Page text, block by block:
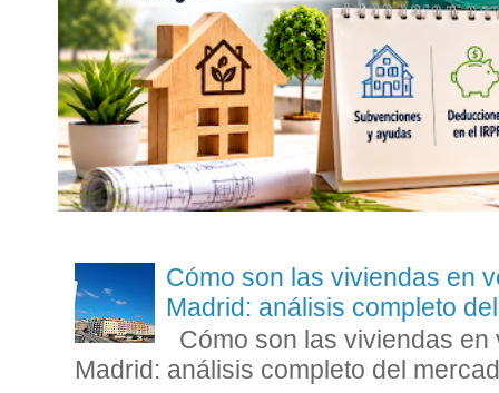
Cómo son las viviendas en
Madrid: análisis completo
Cómo son las viviendas
Madrid: análisis completo del